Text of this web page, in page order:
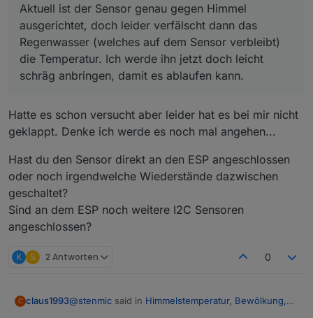
Aktuell ist der Sensor genau gegen Himmel
ausgerichtet, doch leider verfälscht dann das
Regenwasser (welches auf dem Sensor verbleibt)
die Temperatur. Ich werde ihn jetzt doch leicht
schräg anbringen, damit es ablaufen kann.
Hatte es schon versucht aber leider hat es bei mir nicht
geklappt. Denke ich werde es noch mal angehen...
Hast du den Sensor direkt an den ESP angeschlossen
oder noch irgendwelche Wiederstände dazwischen
geschaltet?
Sind an dem ESP noch weitere I2C Sensoren
angeschlossen?
K S 2 Antworten 0
C claus1993@stenmic said in Himmelstemperatur, Bewölkung,